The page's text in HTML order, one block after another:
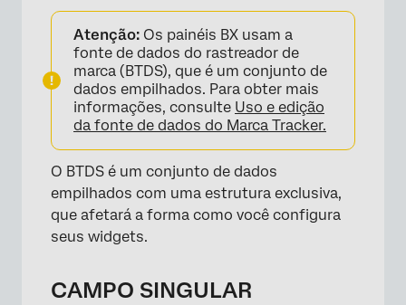
Atenção: Os painéis BX usam a
fonte de dados do rastreador de
marca (BTDS), que é um conjunto de
dados empilhados. Para obter mais
informações, consulte Uso e edição
da fonte de dados do Marca Tracker.
O BTDS é um conjunto de dados
empilhados com uma estrutura exclusiva,
que afetará a forma como você configura
seus widgets.
CAMPO SINGULAR